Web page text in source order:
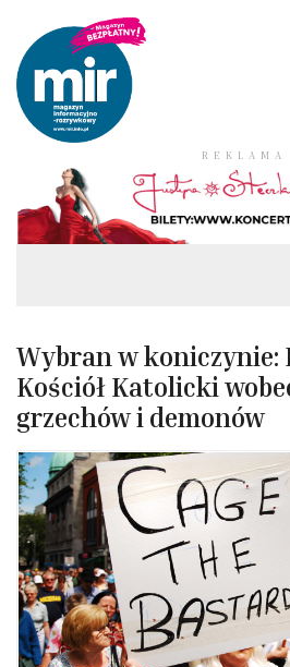
REKLAMA
Wybran w
Kościół Katolicki
grzechów i demonów